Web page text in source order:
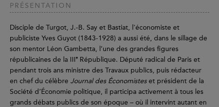
PRÉSENTATION
Disciple de Turgot, J.-B. Say et Bastiat, l'économiste et
publiciste Yves Guyot (1843-1928) a aussi été, dans le sillage de
son mentor Léon Gambetta, l’une des grandes figures
républicaines de la IIIe République. Député radical de Paris et
pendant trois ans ministre des Travaux publics, puis rédacteur
en chef du célèbre Journal des Économisteset président de la
Société d’Économie politique, il participa activement à tous les
grands débats publics de son époque – où il intervint autant en